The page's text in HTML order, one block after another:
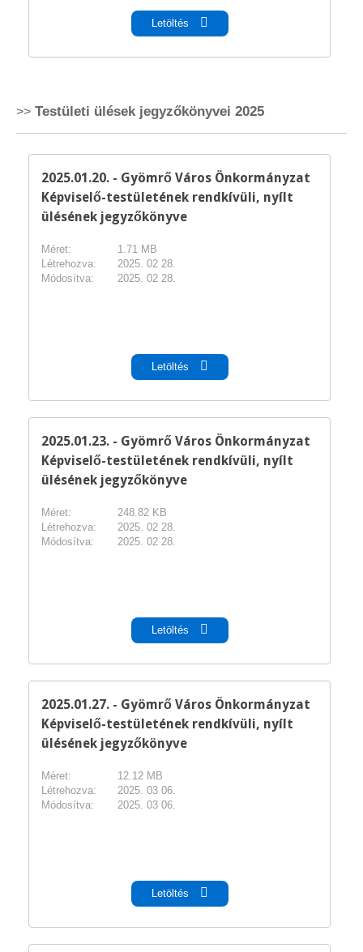
Letöltés
Testületi ülések jegyzőkönyvei 2025
2025.01.20. - Gyömrő Város Önkormányzat
Képviselő-testületének rendkívüli, nyílt
ülésének jegyzőkönyve
Méret:
1.71 MB
Létrehozva:
2025. 02 28.
Módosítva:
2025. 02 28.
Letöltés
2025.01.23. - Gyömrő Város Önkormányzat
Képviselő-testületének rendkívüli, nyílt
ülésének jegyzőkönyve
Méret:
248.82 KB
Létrehozva:
2025. 02 28.
Módosítva:
2025. 02 28.
Letöltés
2025.01.27. - Gyömrő Város Önkormányzat
Képviselő-testületének rendkívüli, nyílt
ülésének jegyzőkönyve
Méret:
12.12 MB
Létrehozva:
2025. 03 06.
Módosítva:
2025. 03 06.
Letöltés